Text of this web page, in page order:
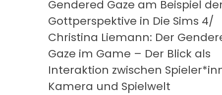
Gendered Gaze am Beispiel
Gottperspektive in Die Sims 4/
Christina Liemann: Der
Gaze im Game – Der Blick als
Interaktion zwischen
Kamera und Spielwelt